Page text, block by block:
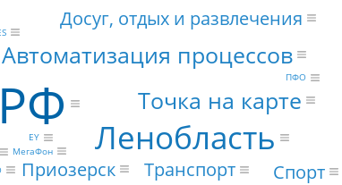
РФ Ленобласть
Точка на карте
Автоматизация процессов
Приозерск Транспорт Спорт
Досуг, отдых и развлечения
МегаФон
EY
ПФО